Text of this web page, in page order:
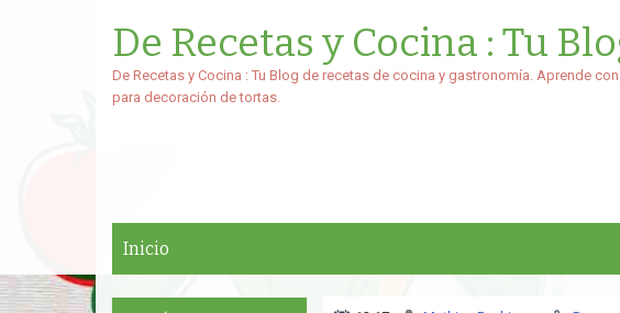
De Recetas y Cocina : Tu
De Recetas y Cocina : Tu Blog de recetas de cocina y gastronomía. Aprende
para decoración de tortas.
Inicio